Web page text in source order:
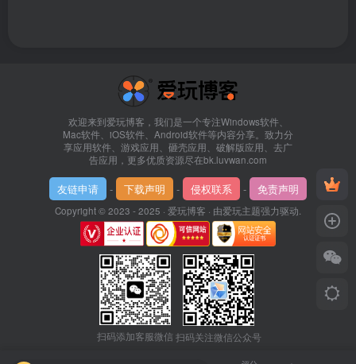
欢迎来到爱玩博客，我们是一个专注Windows软件、
Mac软件、iOS软件、Android软件等内容分享。致力分
享应用软件、游戏应用、砸壳应用、破解版应用、去广
告应用，更多优质资源尽在bk.luvwan.com
友链申请 - 下载声明 - 侵权联系 - 免责声明
Copyright © 2023 - 2025 · 爱玩博客 · 由爱玩主题强力驱动.
扫码添加客服微信扫码关注微信公众号